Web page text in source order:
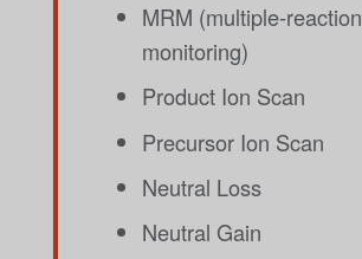
MRM (multiple-reaction
monitoring)
Product Ion Scan
Precursor Ion Scan
Neutral Loss
Neutral Gain